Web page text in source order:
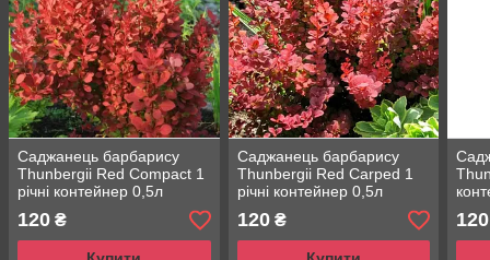
Саджанець барбарису
Thunbergii Red Compact 1
річні контейнер 0,5л
120 ₴
Саджанець барбарису
Thunbergii Red Carped 1
річні контейнер 0,5л
120₴ 120